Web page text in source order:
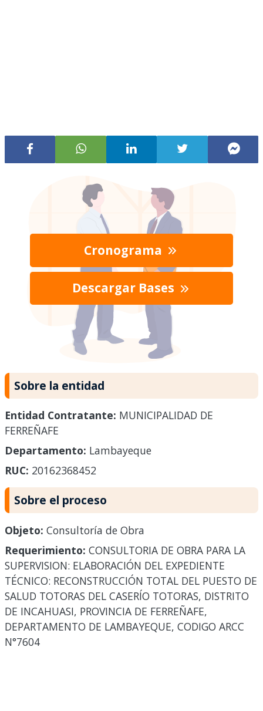
Cronograma
Descargar Bases
Sobre la entidad
Entidad Contratante: MUNICIPALIDAD DE
FERREÑAFE
Departamento: Lambayeque
RUC: 20162368452
Sobre el proceso
Objeto: Consultoría de Obra
Requerimiento: CONSULTORIA DE OBRA PARA LA
SUPERVISION: ELABORACIÓN DEL EXPEDIENTE
TÉCNICO: RECONSTRUCCIÓN TOTAL DEL PUESTO DE
SALUD TOTORAS DEL CASERÍO TOTORAS, DISTRITO
DE INCAHUASI, PROVINCIA DE FERREÑAFE,
DEPARTAMENTO DE LAMBAYEQUE, CODIGO ARCC
N°7604